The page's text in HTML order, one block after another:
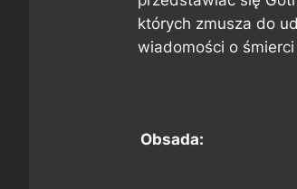
których zmusza do
wiadomości o
Obsada: